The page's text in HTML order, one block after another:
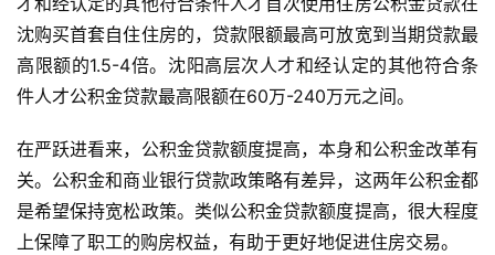
投
稿
沈购买首套自住住房的，贷款限额最高可放宽到当期贷款最
高限额的1.5-4倍。沈阳高层次人才和经认定的其他符合条
件人才公积金贷款最高限额在60万-240万元之间。
在严跃进看来，公积金贷款额度提高，本身和公积金改革有
关。公积金和商业银行贷款政策略有差异，这两年公积金都
是希望保持宽松政策。类似公积金贷款额度提高，很大程度
上保障了职工的购房权益，有助于更好地促进住房交易。